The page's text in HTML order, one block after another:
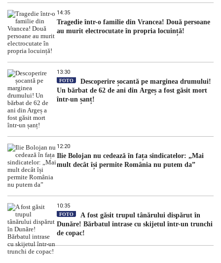
14:35
Tragedie într-o familie din Vrancea! Două persoane
au murit electrocutate în propria locuință!
13:30
FOTO
Descoperire șocantă pe marginea drumului!
Un bărbat de 62 de ani din Argeș a fost găsit mort
într-un șanț!
12:20
Ilie Bolojan nu cedează în fața sindicatelor: „Mai
mult decât își permite România nu putem da”
10:35
FOTO
A fost găsit trupul tânărului dispărut în
Dunăre! Bărbatul intrase cu skijetul într-un trunchi
de copac!